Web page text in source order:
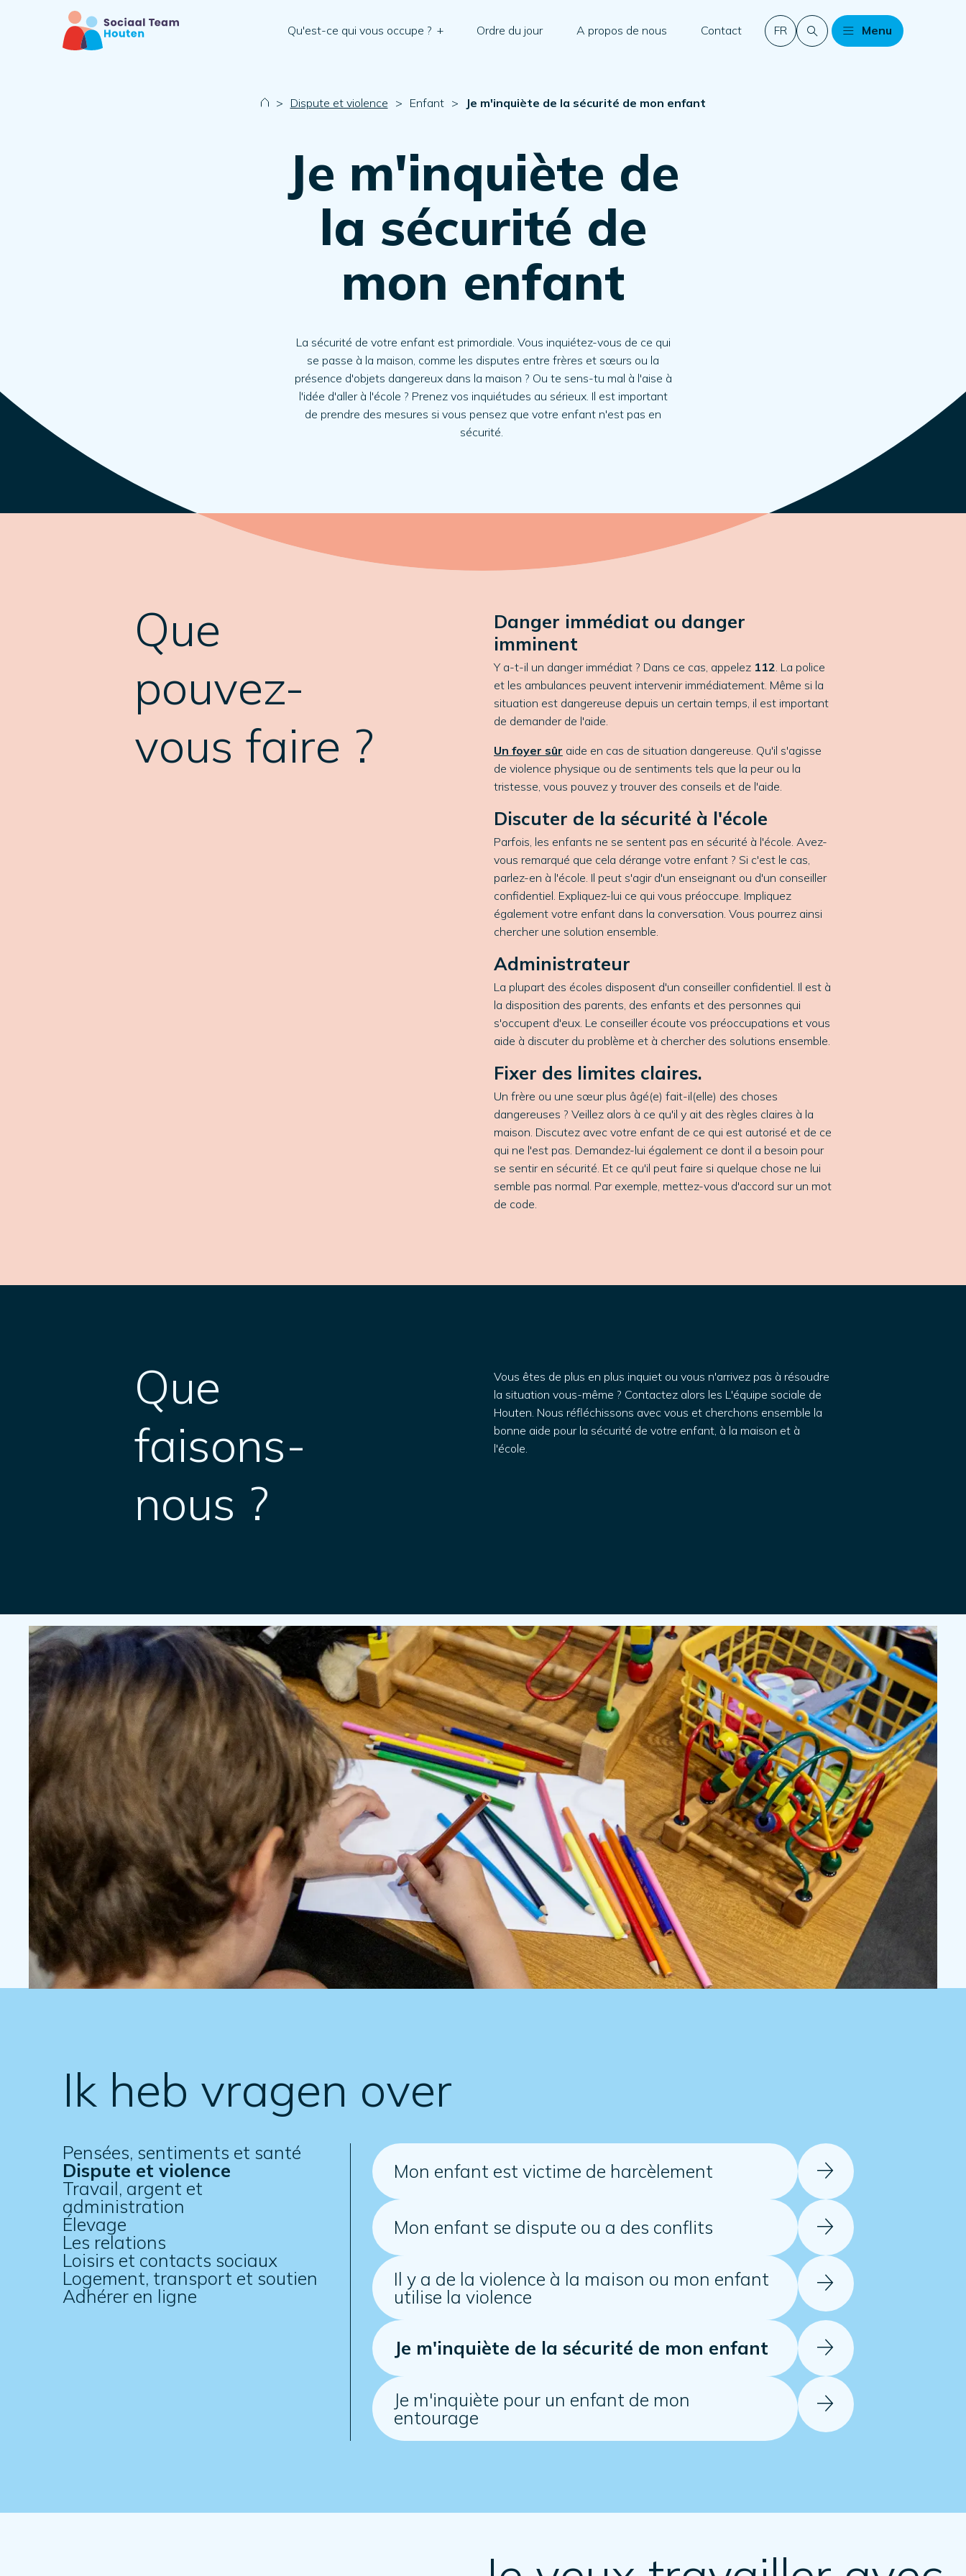
Qu'est-ce qui vous occupe ? + Ordre du jour A propos de nous Contact FR Menu
> Dispute et violence > Enfant > Je m'inquiète de la sécurité de mon enfant
Je m'inquiète de
la sécurité de
mon enfant
La sécurité de votre enfant est primordiale. Vous inquiétez-vous de ce qui
se passe à la maison, comme les disputes entre frères et sœurs ou la
présence d'objets dangereux dans la maison ? Ou te sens-tu mal à l'aise à
l'idée d'aller à l'école ? Prenez vos inquiétudes au sérieux. Il est important
de prendre des mesures si vous pensez que votre enfant n'est pas en
sécurité.
Que
pouvez-
vous faire ?
Danger immédiat ou danger
imminent
Y a-t-il un danger immédiat ? Dans ce cas, appelez 112. La police
et les ambulances peuvent intervenir immédiatement. Même si la
situation est dangereuse depuis un certain temps, il est important
de demander de l'aide.
Un foyer sûr aide en cas de situation dangereuse. Qu'il s'agisse
de violence physique ou de sentiments tels que la peur ou la
tristesse, vous pouvez y trouver des conseils et de l'aide.
Discuter de la sécurité à l'école
Parfois, les enfants ne se sentent pas en sécurité à l'école. Avez-
vous remarqué que cela dérange votre enfant ? Si c'est le cas,
parlez-en à l'école. Il peut s'agir d'un enseignant ou d'un conseiller
confidentiel. Expliquez-lui ce qui vous préoccupe. Impliquez
également votre enfant dans la conversation. Vous pourrez ainsi
chercher une solution ensemble.
Administrateur
La plupart des écoles disposent d'un conseiller confidentiel. Il est à
la disposition des parents, des enfants et des personnes qui
s'occupent d'eux. Le conseiller écoute vos préoccupations et vous
aide à discuter du problème et à chercher des solutions ensemble.
Fixer des limites claires.
Un frère ou une sœur plus âgé(e) fait-il(elle) des choses
dangereuses ? Veillez alors à ce qu'il y ait des règles claires à la
maison. Discutez avec votre enfant de ce qui est autorisé et de ce
qui ne l'est pas. Demandez-lui également ce dont il a besoin pour
se sentir en sécurité. Et ce qu'il peut faire si quelque chose ne lui
semble pas normal. Par exemple, mettez-vous d'accord sur un mot
de code.
Que
faisons-
nous ?
Vous êtes de plus en plus inquiet ou vous n'arrivez pas à résoudre
la situation vous-même ? Contactez alors les L'équipe sociale de
Houten. Nous réfléchissons avec vous et cherchons ensemble la
bonne aide pour la sécurité de votre enfant, à la maison et à
l'école.
Ik heb vragen over
Pensées, sentiments et santé
Dispute et violence
Travail, argent et
administration
Élevage
Les relations
Loisirs et contacts sociaux
Logement, transport et soutien
Adhérer en ligne
Mon enfant est victime de harcèlement
Mon enfant se dispute ou a des conflits
Il y a de la violence à la maison ou mon enfant
utilise la violence
Je m'inquiète de la sécurité de mon enfant
Je m'inquiète pour un enfant de mon
entourage